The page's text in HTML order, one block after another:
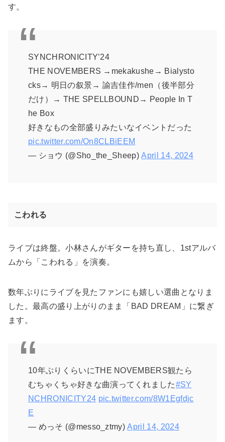
す。
SYNCHRONICITY’24
THE NOVEMBERS →mekakushe→ Bialysto
cks→ 明日の叙景→ 諭吉佳作/men（後半部分
だけ）→ THE SPELLBOUND→ People In T
he Box
好きなもの全部盛りみたいなイベントだった
pic.twitter.com/On8CLBiEEM
— ショウ (@Sho_the_Sheep)April 14, 2024
こわれる
ライブは終盤。小林さんがギターを持ち直し、1stアルバ
ムから「こわれる」を演奏。
数年ぶりにライブを見たファンにも嬉しい選曲となりま
した。最高の盛り上がりのまま「BAD DREAM」に繋ぎ
ます。
10年ぶりくらいにTHE NOVEMBERS観たら
むちゃくちゃ好きな曲演ってくれました#SY
NCHRONICITY24 pic.twitter.com/8W1Egfdjc
E
— めっそ (@messo_ztmy)April 14, 2024